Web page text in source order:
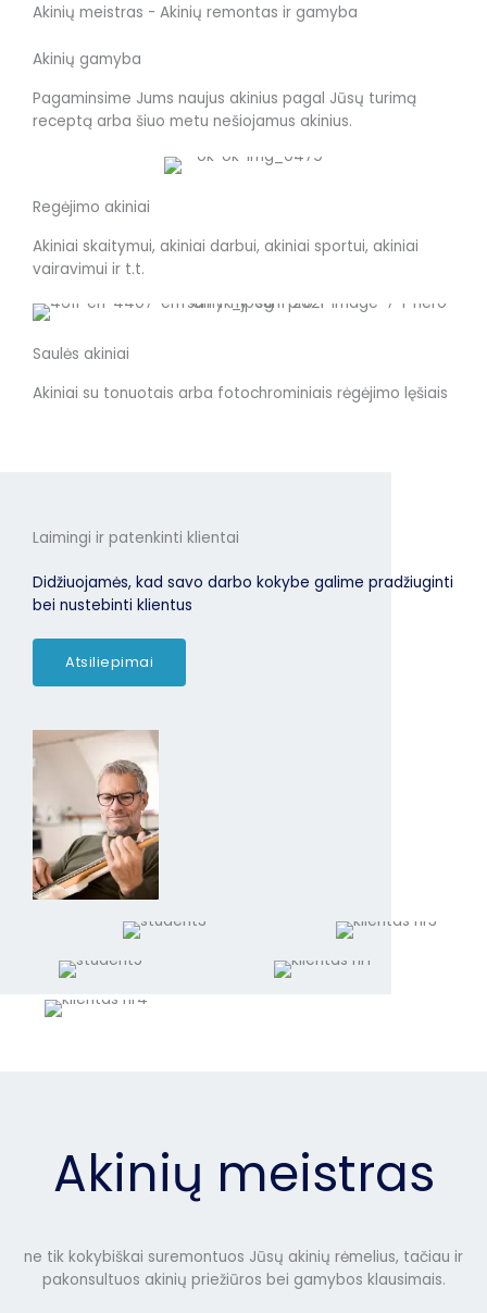
Akinių meistras - Akinių remontas ir gamyba
Akinių gamyba
Pagaminsime Jums naujus akinius pagal Jūsų turimą
receptą arba šiuo metu nešiojamus akinius.
Regėjimo akiniai
Akiniai skaitymui, akiniai darbui, akiniai sportui, akiniai
vairavimui ir t.t.
Saulės akiniai
Akiniai su tonuotais arba fotochrominiais rėgėjimo lęšiais
Laimingi ir patenkinti klientai
Didžiuojamės, kad savo darbo kokybe galime pradžiuginti
bei nustebinti klientus
Atsiliepimai
Akinių meistras
ne tik kokybiškai suremontuos Jūsų akinių rėmelius, tačiau ir
pakonsultuos akinių priežiūros bei gamybos klausimais.